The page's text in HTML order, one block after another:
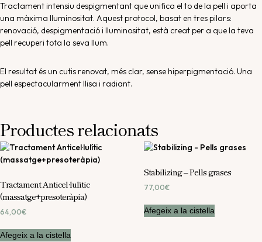
Tractament intensiu despigmentant que unifica el to de la pell i aporta
una màxima lluminositat. Aquest protocol, basat en tres pilars:
renovació, despigmentació i lluminositat, està creat per a que la teva
pell recuperi tota la seva llum.
El resultat és un cutis renovat, més clar, sense hiperpigmentació. Una
pell espectacularment llisa i radiant.
Productes relacionats
Tractament Anticel·lulític
(massatge+presoteràpia)
64,00€
Afegeix a la cistella
Stabilizing – Pells grases
77,00€
Afegeix a la cistella